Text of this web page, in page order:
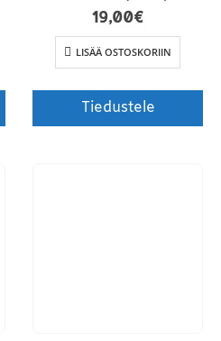
19,00€
LISÄÄ OSTOSKORIIN
Tiedustele